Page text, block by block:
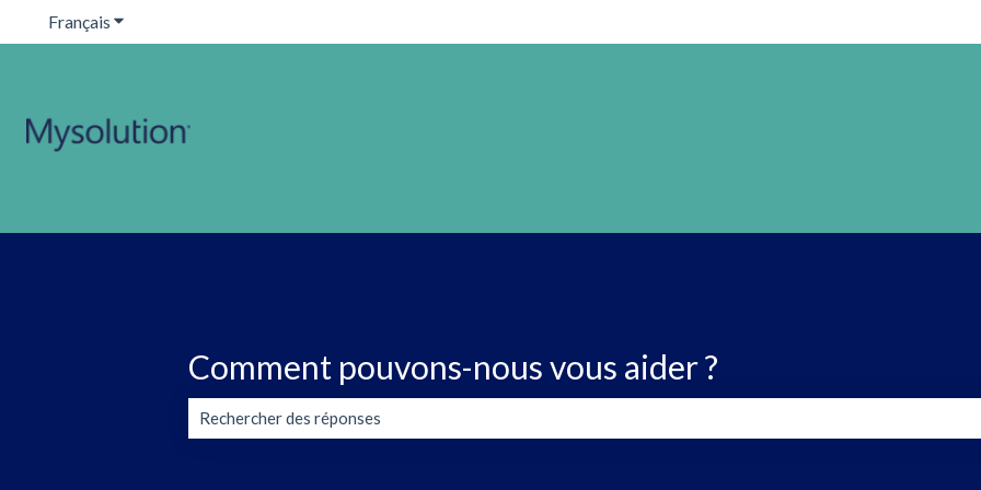
Français Afficher le sous-menu pour les traductions
Comment pouvons-nous vous aider ?